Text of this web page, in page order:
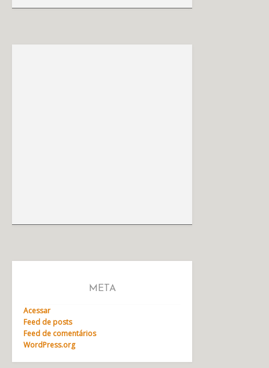
META
Acessar
Feed de posts
Feed de comentários
WordPress.org